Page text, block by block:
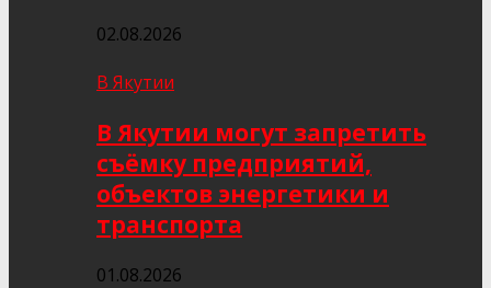
02.08.2026
В Якутии
В Якутии могут запретить
съёмку предприятий,
объектов энергетики и
транспорта
01.08.2026